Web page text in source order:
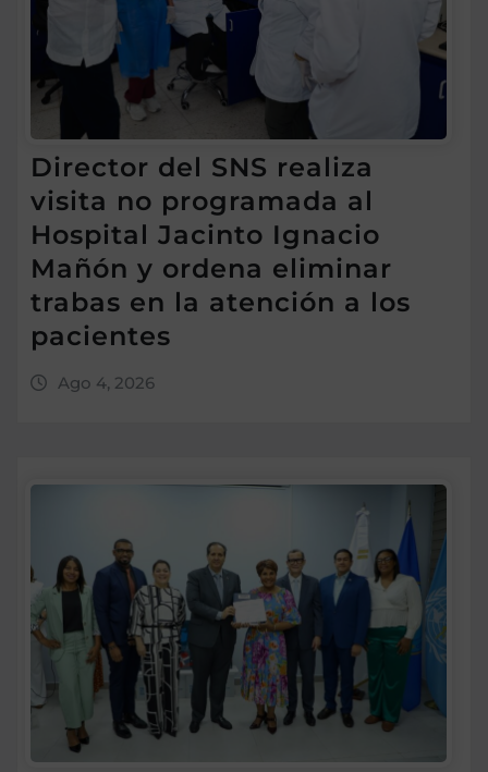
Director del SNS realiza
visita no programada al
Hospital Jacinto Ignacio
Mañón y ordena eliminar
trabas en la atención a los
pacientes
Ago 4, 2026